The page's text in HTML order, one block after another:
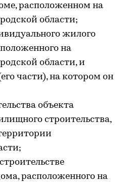
расположенном на
области;
жилого
на
области, и
части), на котором он
объекта
строительства,
расположенного на